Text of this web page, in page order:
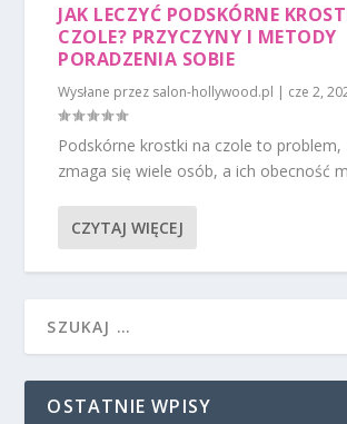
JAK LECZYĆ PODSKÓRNE
CZOLE? PRZYCZYNY I METODY
PORADZENIA SOBIE
Wysłane przez salon-hollywood.pl | cze 2,
Podskórne krostki na czole to problem,
zmaga się wiele osób, a ich obecność
CZYTAJ WIĘCEJ
OSTATNIE WPISY